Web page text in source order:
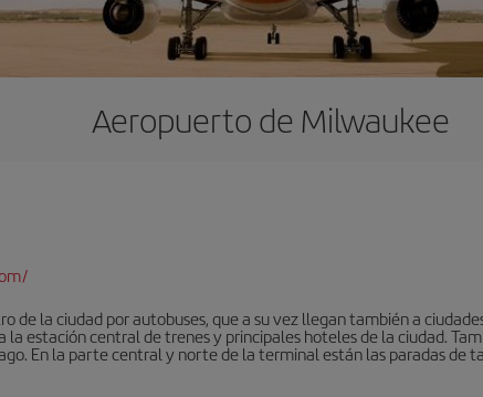
Aeropuerto de Milwaukee
de la ciudad por autobuses, que a su vez llegan también a
estación central de trenes y principales hoteles de la ciudad.
En la parte central y norte de la terminal están las paradas de